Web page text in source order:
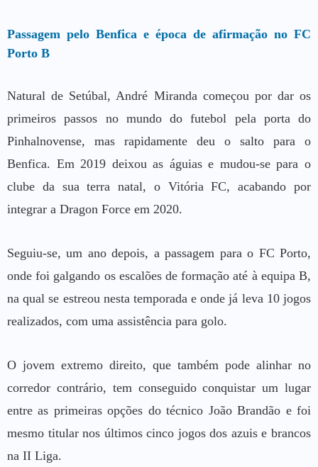
Passagem pelo Benfica e época de afirmação no FC
Porto B
Natural de Setúbal, André Miranda começou por dar os
primeiros passos no mundo do futebol pela porta do
Pinhalnovense, mas rapidamente deu o salto para o
Benfica. Em 2019 deixou as águias e mudou-se para o
clube da sua terra natal, o Vitória FC, acabando por
integrar a Dragon Force em 2020.
Seguiu-se, um ano depois, a passagem para o FC Porto,
onde foi galgando os escalões de formação até à equipa B,
na qual se estreou nesta temporada e onde já leva 10 jogos
realizados, com uma assistência para golo.
O jovem extremo direito, que também pode alinhar no
corredor contrário, tem conseguido conquistar um lugar
entre as primeiras opções do técnico João Brandão e foi
mesmo titular nos últimos cinco jogos dos azuis e brancos
na II Liga.